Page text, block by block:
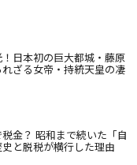
日本初の巨大都城・藤原
ざる女帝・持統天皇の凄
金？ 昭和まで続いた「自
と脱税が横行した理由